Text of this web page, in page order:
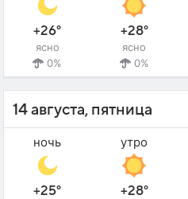
+26°
ясно
0%
+28°
ясно
0%
14 августа, пятница
ночь
+25°
утро
+28°